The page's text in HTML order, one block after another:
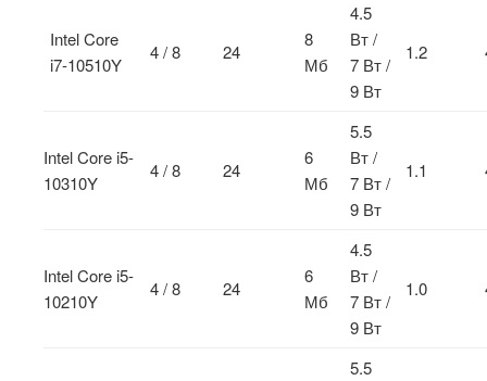
Intel Core
i7-10510Y
4 / 8 24
8
Мб
4.5
Вт /
7 Вт /
9 Вт
1.2
Intel Core i5-
10310Y
4 / 8 24
6
Мб
5.5
Вт /
7 Вт /
9 Вт
1.1
Intel Core i5-
10210Y
4 / 8 24
6
Мб
4.5
Вт /
7 Вт /
9 Вт
1.0
5.5